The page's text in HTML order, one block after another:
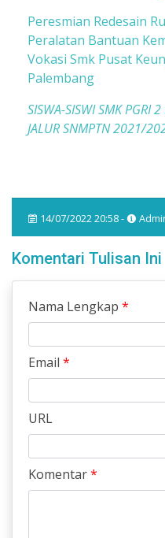
Peresmian Redesain
Peralatan Bantuan
Vokasi Smk Pusat
Palembang
SISWA-SISWI SMK PGRI
JALUR SNMPTN 2021/
14/07/2022 20:58 -
Komentari Tulisan Ini
Nama Lengkap *
Email *
URL
Komentar*